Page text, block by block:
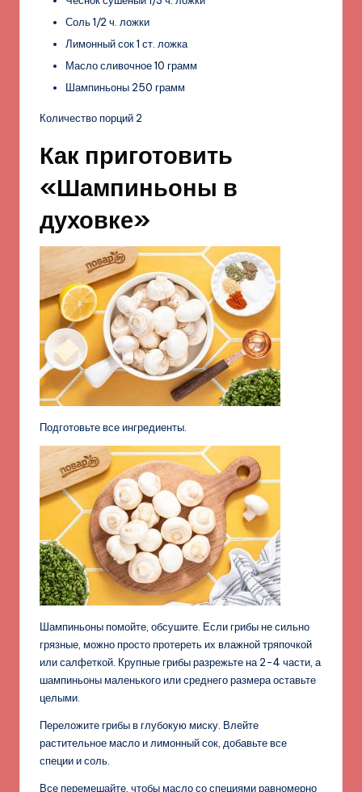
Соль 1/2 ч. ложки
Лимонный сок 1 ст. ложка
Масло сливочное 10 грамм
Шампиньоны 250 грамм
Количество порций 2
Как приготовить
«Шампиньоны в
духовке»
Подготовьте все ингредиенты.
Шампиньоны помойте, обсушите. Если грибы не сильно
грязные, можно просто протереть их влажной тряпочкой
или салфеткой. Крупные грибы разрежьте на 2-4 части, а
шампиньоны маленького или среднего размера оставьте
целыми.
Переложите грибы в глубокую миску. Влейте
растительное масло и лимонный сок, добавьте все
специи и соль.
Все перемешайте, чтобы масло со специями равномерно